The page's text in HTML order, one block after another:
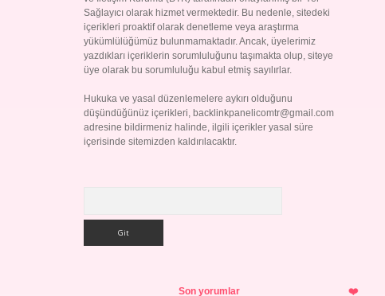
Sağlayıcı olarak hizmet vermektedir. Bu nedenle, sitedeki
içerikleri proaktif olarak denetleme veya araştırma
yükümlülüğümüz bulunmamaktadır. Ancak, üyelerimiz
yazdıkları içeriklerin sorumluluğunu taşımakta olup, siteye
üye olarak bu sorumluluğu kabul etmiş sayılırlar.
Hukuka ve yasal düzenlemelere aykırı olduğunu
düşündüğünüz içerikleri, backlinkpanelicomtr@gmail.com
adresine bildirmeniz halinde, ilgili içerikler yasal süre
içerisinde sitemizden kaldırılacaktır.
Son yorumlar